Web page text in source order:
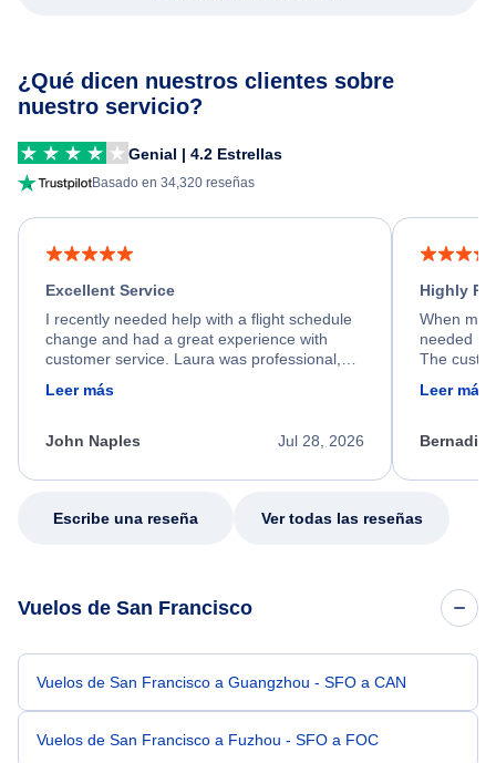
¿Qué dicen nuestros clientes sobre
nuestro servicio?
Genial | 4.2 Estrellas
Basado en 34,320 reseñas
Excellent Service
I recently needed help with a flight schedule
change and had a great experience with
customer service. Laura was professional,
friendly, and very helpful throughout the
process. She quickly found a solution and
appreciate her excellent service.
Leer más
Jul 28, 2026
John Naples
Highly
When my
needed
The
calm,
my issue.
Leer más
Escribe una reseña Ver todas las reseñas
Vuelos de San Francisco
Vuelos de San Francisco a Guangzhou - SFO a CAN
Vuelos de San Francisco a Fuzhou - SFO a FOC